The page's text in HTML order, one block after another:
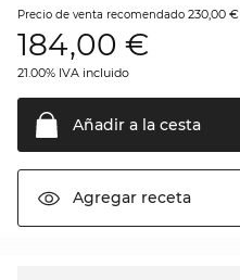
Precio de venta recomendado 230,00 €
184,00 €
21.00% IVA incluido
Añadir a la cesta
Agregar receta